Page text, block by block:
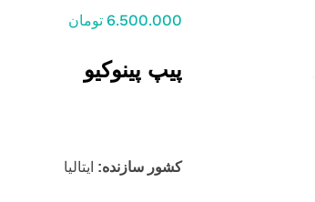
6.500.000 تومان
پیپ پینوکیو
کشور سازنده: ایتالیا